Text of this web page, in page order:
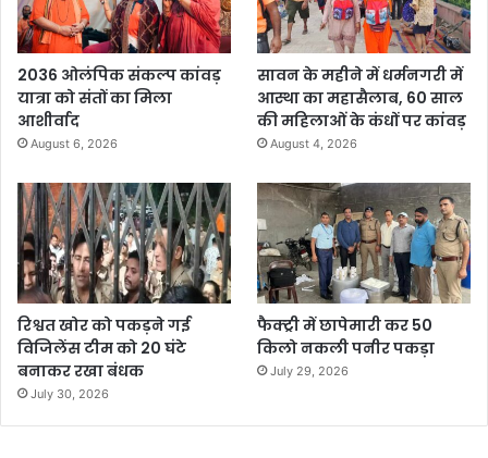
2036 ओलंपिक संकल्प कांवड़
यात्रा को संतों का मिला
आशीर्वाद
August 6, 2026
सावन के महीने में धर्मनगरी में
आस्था का महासैलाब, 60 साल
की महिलाओं के कंधों पर कांवड़
August 4, 2026
रिश्वत खोर को पकड़ने गई
विजिलेंस टीम को 20 घंटे
बनाकर रखा बंधक
July 30, 2026
फैक्ट्री में छापेमारी कर 50
किलो नकली पनीर पकड़ा
July 29, 2026